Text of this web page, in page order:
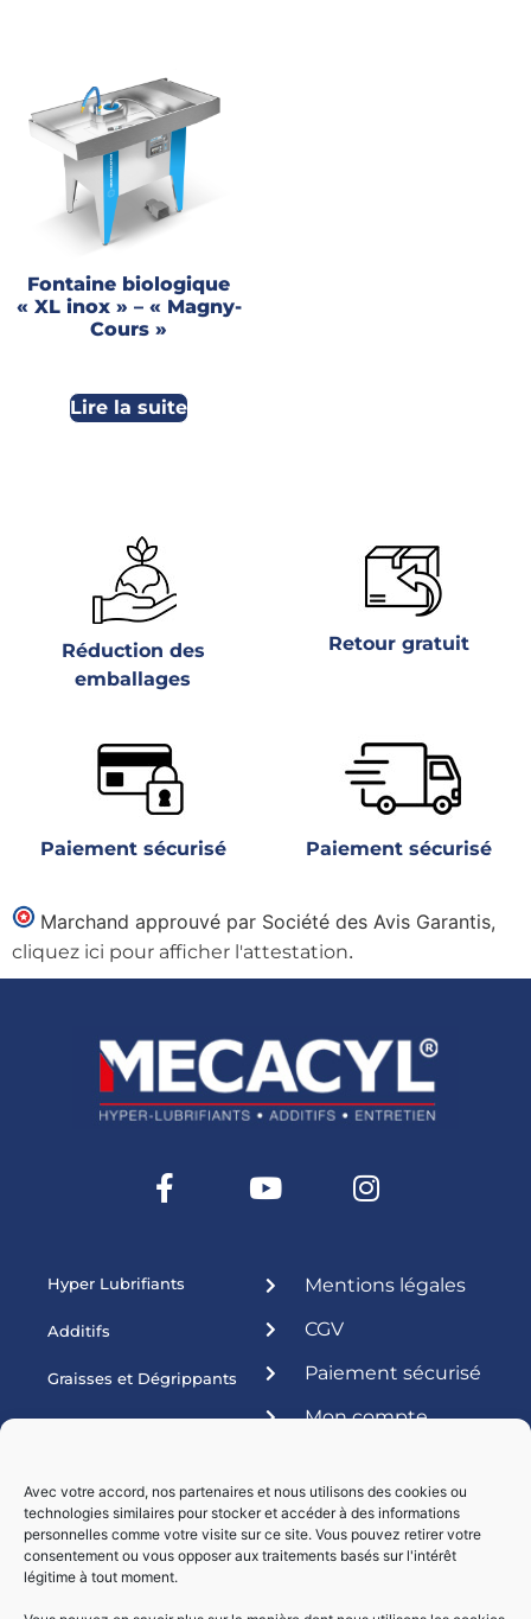
Avec votre accord, nos partenaires et nous utilisons des cookies ou
technologies similaires pour stocker et accéder à des informations
personnelles comme votre visite sur ce site. Vous pouvez retirer votre
consentement ou vous opposer aux traitements basés sur l'intérêt
légitime à tout moment.
Fontaine biologique
« XL inox » – « Magny-
Cours »
Lire la suite
Réduction des
emballages
Retour gratuit
Paiement sécurisé Paiement sécurisé
Marchand approuvé par Société des Avis Garantis,
cliquez ici pour afficher l'attestation.
Hyper Lubrifiants
Additifs
Graisses et Dégrippants
Produits ateliers
Mentions légales
CGV
Paiement sécurisé
Mon compte
Livraisons par :